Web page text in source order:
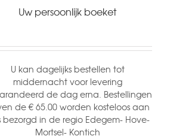
Uw persoonlijk boeket
U kan dagelijks bestellen tot
middernacht voor levering
de dag erna. Bestellingen
de € 65.00 worden kosteloos aan
bezorgd in de regio Edegem- Hove-
Mortsel- Kontich